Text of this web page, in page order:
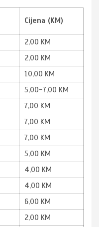
Cijena (KM)
2,00 KM
2,00 KM
10,00 KM
5,00-7,00 KM
7,00 KM
7,00 KM
7,00 KM
5,00 KM
4,00 KM
4,00 KM
6,00 KM
2,00 KM